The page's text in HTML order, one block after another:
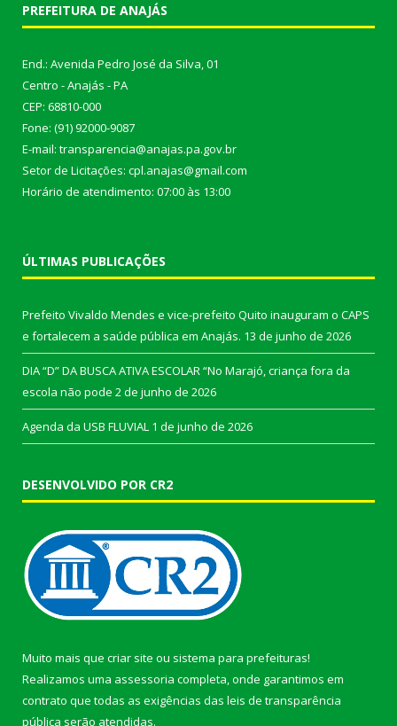
PREFEITURA DE ANAJÁS
End.: Avenida Pedro José da Silva, 01
Centro - Anajás - PA
CEP: 68810-000
Fone: (91) 92000-9087
E-mail: transparencia@anajas.pa.gov.br
Setor de Licitações: cpl.anajas@gmail.com
Horário de atendimento: 07:00 às 13:00
ÚLTIMAS PUBLICAÇÕES
Prefeito Vivaldo Mendes e vice-prefeito Quito inauguram o CAPS
e fortalecem a saúde pública em Anajás. 13 de junho de 2026
DIA “D” DA BUSCA ATIVA ESCOLAR “No Marajó, criança fora da
escola não pode 2 de junho de 2026
Agenda da USB FLUVIAL 1 de junho de 2026
DESENVOLVIDO POR CR2
Muito mais que criar site ou sistema para prefeituras!
Realizamos uma assessoria completa, onde garantimos em
contrato que todas as exigências das leis de transparência
pública serão atendidas.